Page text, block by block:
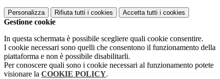
Personalizza Rifiuta tutti i cookies Accetta tutti i cookies
Gestione cookie
In questa schermata è possibile scegliere quali cookie consentire.
I cookie necessari sono quelli che consentono il funzionamento della
piattaforma e non è possibile disabilitarli.
Per conoscere quali sono i cookie necessari al funzionamento potete
visionare la COOKIE POLICY.